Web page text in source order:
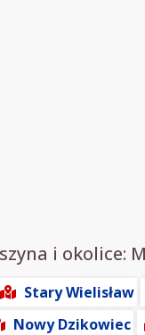
i okolice:
Stary Wielisław
Nowy Dzikowiec